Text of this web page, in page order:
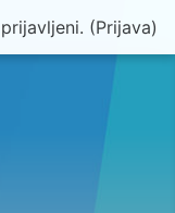
(Prijava)